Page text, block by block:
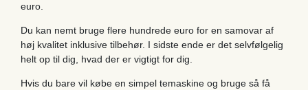
euro.
Du kan nemt bruge flere hundrede euro for en samovar af
høj kvalitet inklusive tilbehør. I sidste ende er det selvfølgelig
helt op til dig, hvad der er vigtigt for dig.
Hvis du bare vil købe en simpel temaskine og bruge så få